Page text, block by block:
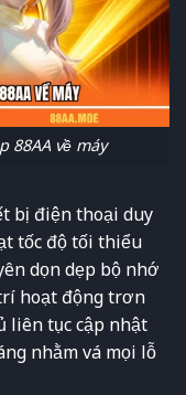
88AA về máy
bị điện thoại duy
tốc độ tối thiểu
dọn dẹp bộ nhớ
hoạt động trơn
liên tục cập nhật
nhằm vá mọi lỗ